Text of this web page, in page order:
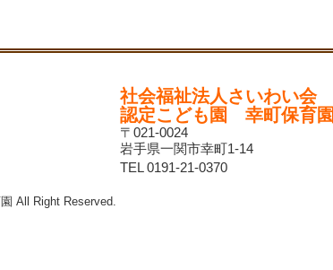
社会福祉法人さいわい会
認定こども園 幸町保育園
〒021-0024
岩手県一関市幸町1-14
TEL 0191-21-0370
All Right Reserved.